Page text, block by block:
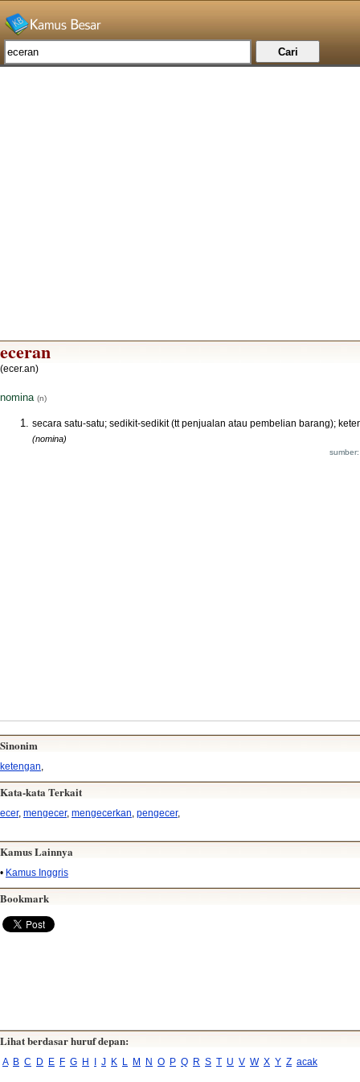
eceran
(ecer.an)
nomina (n)
secara satu-satu; sedikit-sedikit (tt penjualan atau pembelian barang);
(nomina)
Sinonim
ketengan
Kata-kata Terkait
ecer, mengecer, mengecerkan, pengecer,
Kamus Lainnya
• Kamus Inggris
Bookmark
Lihat berdasar huruf depan:
A B C D E F G H I J K L M N O P Q R S T U V W X Y Z acak